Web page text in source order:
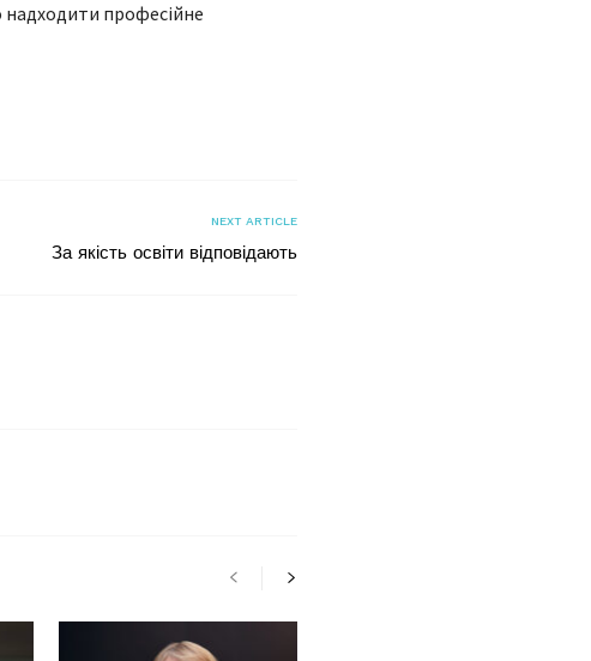
надходити професійне
NEXT ARTICLE
За якість освіти відповідають